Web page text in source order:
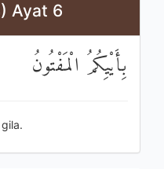
Ayat 6
بِأَيْيِكُمُ الْمَفْتُونُ